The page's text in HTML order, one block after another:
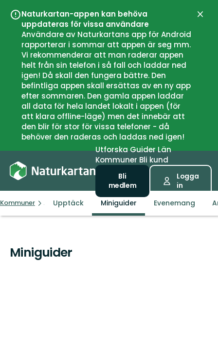
Naturkartan-appen kan behöva
uppdateras för vissa användare
Användare av Naturkartans app för Android
rapporterar i sommar att appen är seg mm.
Vi rekommenderar att man raderar appen
helt från sin telefon i så fall och laddar ned
igen! Då skall den fungera bättre. Den
befintliga appen skall ersättas av en ny app
efter sommaren. Den gamla appen laddar
all data för hela landet lokalt i appen (för
att klara offline-läge) men det innebär att
den blir för stor för vissa telefoner - då
behöver den raderas och laddas ned igen!
UtforskaGuiderLän
Kommuner Bli kund
Bli
medlem
Logga
in
Kommuner ArvikaUpptäck Miniguider Evenemang
Miniguider